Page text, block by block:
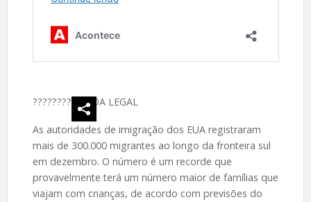
????????‍ VIDA LEGAL
As autoridades de imigração dos EUA registraram
mais de 300.000 migrantes ao longo da fronteira sul
em dezembro. O número é um recorde que
provavelmente terá um número maior de famílias que
viajam com crianças, de acordo com previsões do